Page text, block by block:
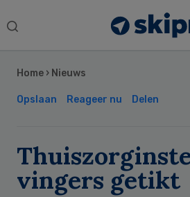
Search
Home › Nieuws
Opslaan Reageer nu Delen
vingers getikt
Sidebar